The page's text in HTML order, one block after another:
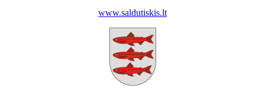
www.saldutiskis.lt